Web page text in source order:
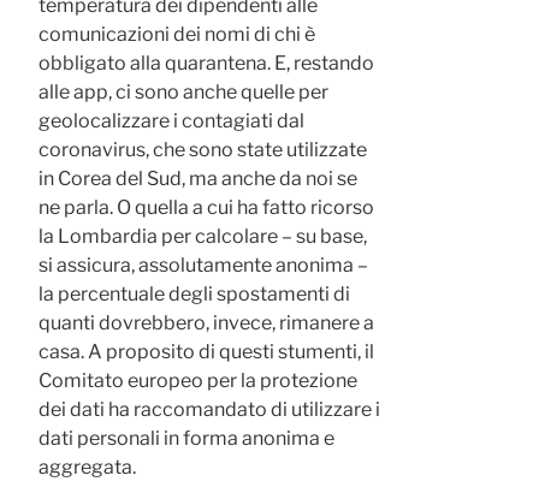
temperatura dei dipendenti alle
comunicazioni dei nomi di chi è
obbligato alla quarantena. E, restando
alle app, ci sono anche quelle per
geolocalizzare i contagiati dal
coronavirus, che sono state utilizzate
in Corea del Sud, ma anche da noi se
ne parla. O quella a cui ha fatto ricorso
la Lombardia per calcolare – su base,
si assicura, assolutamente anonima –
la percentuale degli spostamenti di
quanti dovrebbero, invece, rimanere a
casa. A proposito di questi stumenti, il
Comitato europeo per la protezione
dei dati ha raccomandato di utilizzare i
dati personali in forma anonima e
aggregata.